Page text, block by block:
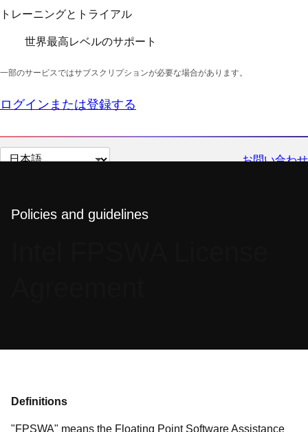
トレーニングとトライアル
世界最高レベルのサポート
一部のサービスではサブスクリプションが必要な場合があります。
ログインまたは登録する
ペ
の
さ
お問い合わせ
Policies and guidelines
Definitions
"FPSWA" means the Floating Point Software Assistance